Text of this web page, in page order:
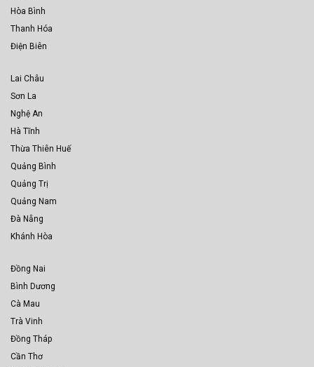
Hòa Bình
Thanh Hóa
Điện Biên
Lai Châu
Sơn La
Nghệ An
Hà Tĩnh
Thừa Thiên Huế
Quảng Bình
Quảng Trị
Quảng Nam
Đà Nẵng
Khánh Hòa
Đồng Nai
Bình Dương
Cà Mau
Trà Vinh
Đồng Tháp
Cần Thơ